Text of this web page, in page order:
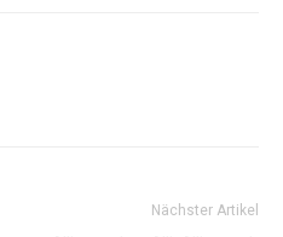
Nächster Artikel